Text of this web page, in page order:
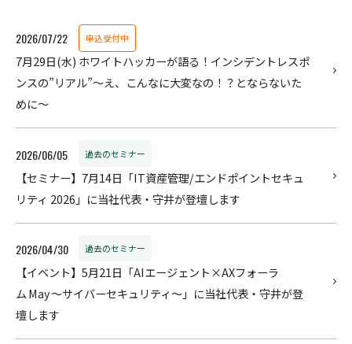
2026/07/22 申込受付中
7月29日(水) ホワイトハッカーが語る！インシデントレスポ
ンスの”リアル”〜え、こんなに大変なの！？とならないた
めに～
2026/06/05 過去のセミナー
【セミナー】7月14日「IT資産管理/エンドポイントセキュ
リティ 2026」に当社代表・守井が登壇します
2026/04/30 過去のセミナー
【イベント】5月21日「AIエージェント×AXフォーラ
ム May ～サイバーセキュリティ～」に当社代表・守井が登
壇します